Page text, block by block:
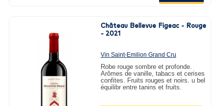
Château Bellevue Figeac - Rouge
- 2021
Vin Saint-Emilion Grand Cru
2021 - 75cl
Robe rouge sombre et profonde.
Arômes de vanille, tabacs et cerises
confites. Fruits rouges et noirs. u bel
équilibr entre tanins et fruits.